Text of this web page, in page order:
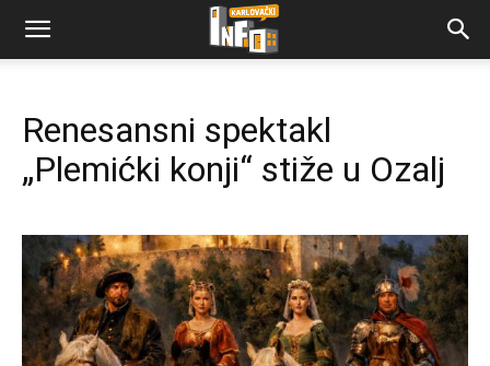
Renesansni spektakl
„Plemićki konji“ stiže u Ozalj